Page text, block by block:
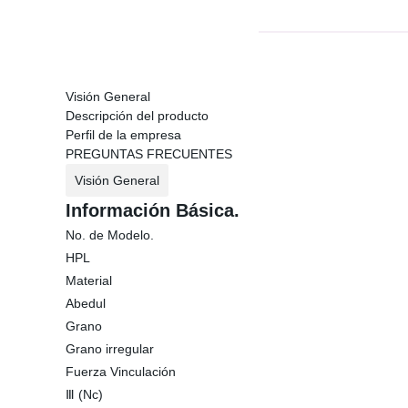
Visión General
Descripción del producto
Perfil de la empresa
PREGUNTAS FRECUENTES
Visión General
Información Básica.
No. de Modelo.
HPL
Material
Abedul
Grano
Grano irregular
Fuerza Vinculación
Ⅲ (Nc)